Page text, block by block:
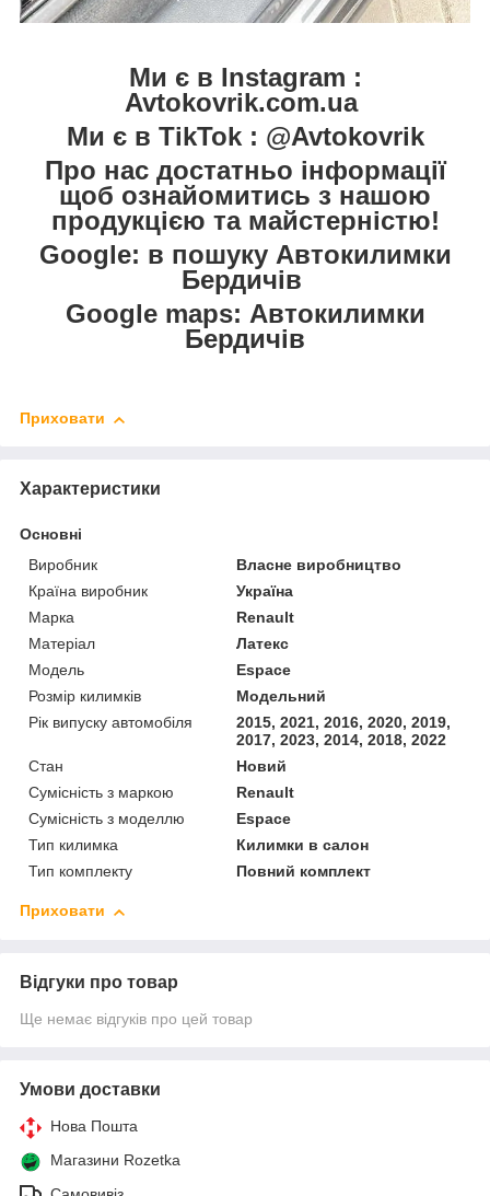
Ми є в Instagram :
Avtokovrik.com.ua
Ми є в TikTok : @Avtokovrik
Про нас достатньо інформації
щоб ознайомитись з нашою
продукцією та майстерністю!
Google: в пошуку Автокилимки
Бердичів
Google maps: Автокилимки
Бердичів
Приховати
Характеристики
Основні
Виробник
Власне виробництво
Країна виробник
Україна
Марка
Renault
Матеріал
Латекс
Модель
Espace
Розмір килимків
Модельний
Рік випуску автомобіля
2015, 2021, 2016, 2020, 2019,
2017, 2023, 2014, 2018, 2022
Стан
Новий
Сумісність з маркою
Renault
Сумісність з моделлю
Espace
Тип килимка
Килимки в салон
Тип комплекту
Повний комплект
Приховати
Відгуки про товар
Ще немає відгуків про цей товар
Умови доставки
Нова Пошта
Магазини Rozetka